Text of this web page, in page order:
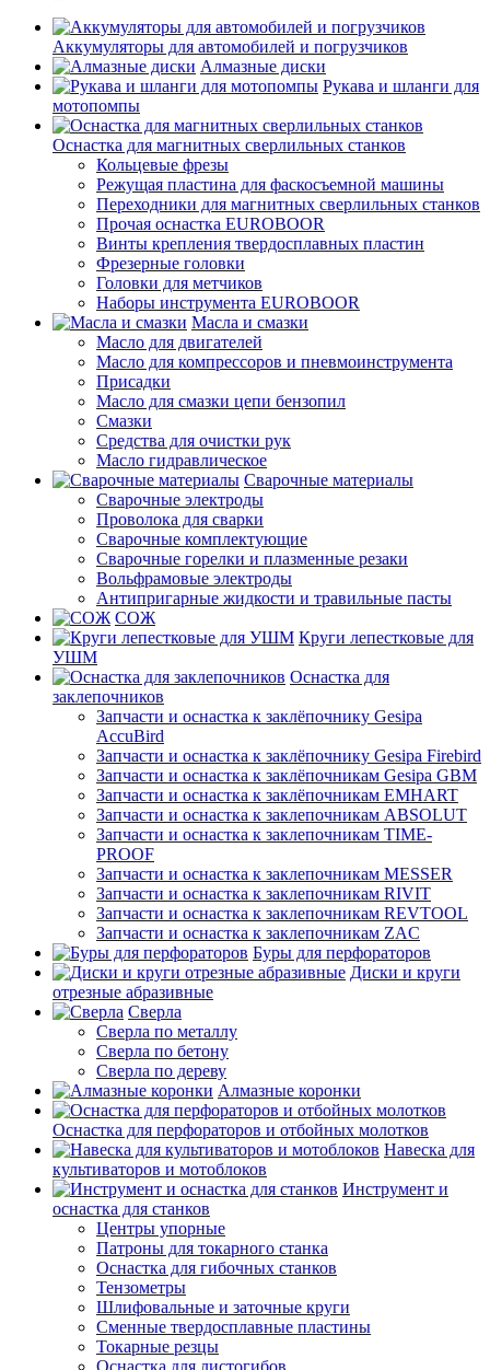
Аккумуляторы для автомобилей и погрузчиков
Алмазные диски
Рукава и шланги для
мотопомпы
Оснастка для магнитных сверлильных станков
Кольцевые фрезы
Режущая пластина для фаскосъемной машины
Переходники для магнитных сверлильных станков
Прочая оснастка EUROBOOR
Винты крепления твердосплавных пластин
Фрезерные головки
Головки для метчиков
Наборы инструмента EUROBOOR
Масла и смазки
Масло для двигателей
Масло для компрессоров и пневмоинструмента
Присадки
Масло для смазки цепи бензопил
Смазки
Средства для очистки рук
Масло гидравлическое
Сварочные материалы
Сварочные электроды
Проволока для сварки
Сварочные комплектующие
Сварочные горелки и плазменные резаки
Вольфрамовые электроды
Антипригарные жидкости и травильные пасты
СОЖ
Круги лепестковые для
УШМ
Оснастка для
заклепочников
Запчасти и оснастка к заклёпочнику Gesipa
AccuBird
Запчасти и оснастка к заклёпочнику Gesipa Firebird
Запчасти и оснастка к заклёпочникам Gesipa GBM
Запчасти и оснастка к заклёпочникам EMHART
Запчасти и оснастка к заклепочникам ABSOLUT
Запчасти и оснастка к заклепочникам TIME-
PROOF
Запчасти и оснастка к заклепочникам MESSER
Запчасти и оснастка к заклепочникам RIVIT
Запчасти и оснастка к заклепочникам REVTOOL
Запчасти и оснастка к заклепочникам ZAC
Буры для перфораторов
Диски и круги
отрезные абразивные
Сверла
Сверла по металлу
Сверла по бетону
Сверла по дереву
Алмазные коронки
Оснастка для перфораторов и отбойных молотков
Навеска для
культиваторов и мотоблоков
Инструмент и
оснастка для станков
Центры упорные
Патроны для токарного станка
Оснастка для гибочных станков
Тензометры
Шлифовальные и заточные круги
Сменные твердосплавные пластины
Токарные резцы
Оснастка для листогибов